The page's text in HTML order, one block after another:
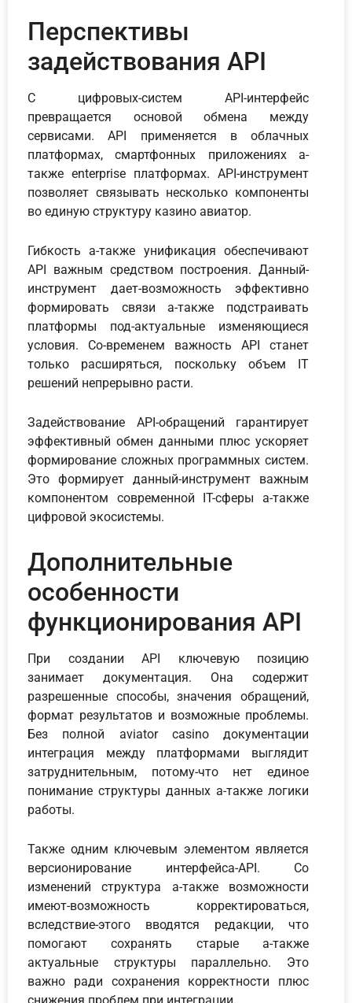
Перспективы
задействования API
С цифровых-систем API-интерфейс
превращается основой обмена между
сервисами. API применяется в облачных
платформах, смартфонных приложениях а-
также enterprise платформах. API-инструмент
позволяет связывать несколько компоненты
во единую структуру казино авиатор.
Гибкость а-также унификация обеспечивают
API важным средством построения. Данный-
инструмент дает-возможность эффективно
формировать связи а-также подстраивать
платформы под-актуальные изменяющиеся
условия. Со-временем важность API станет
только расширяться, поскольку объем IT
решений непрерывно расти.
Задействование API-обращений гарантирует
эффективный обмен данными плюс ускоряет
формирование сложных программных систем.
Это формирует данный-инструмент важным
компонентом современной IT-сферы а-также
цифровой экосистемы.
Дополнительные
особенности
функционирования API
При создании API ключевую позицию
занимает документация. Она содержит
разрешенные способы, значения обращений,
формат результатов и возможные проблемы.
Без полной aviator casino документации
интеграция между платформами выглядит
затруднительным, потому-что нет единое
понимание структуры данных а-также логики
работы.
Также одним ключевым элементом является
версионирование интерфейса-API. Со
изменений структура а-также возможности
имеют-возможность корректироваться,
вследствие-этого вводятся редакции, что
помогают сохранять старые а-также
актуальные структуры параллельно. Это
важно ради сохранения корректности плюс